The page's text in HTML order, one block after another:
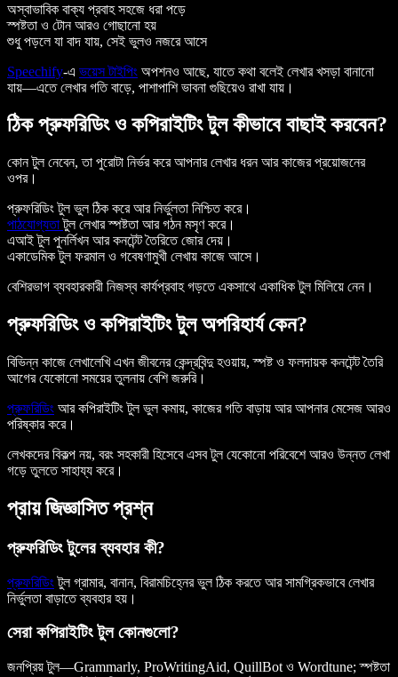
অস্বাভাবিক বাক্য প্রবাহ সহজে ধরা পড়ে
স্পষ্টতা ও টোন আরও গোছানো হয়
শুধু পড়লে যা বাদ যায়, সেই ভুলও নজরে আসে
Speechify-এ ভয়েস টাইপিং অপশনও আছে, যাতে কথা বলেই লেখার খসড়া বানানো
যায়—এতে লেখার গতি বাড়ে, পাশাপাশি ভাবনা গুছিয়েও রাখা যায়।
ঠিক প্রুফরিডিং ও কপিরাইটিং টুল কীভাবে বাছাই করবেন?
কোন টুল নেবেন, তা পুরোটা নির্ভর করে আপনার লেখার ধরন আর কাজের প্রয়োজনের
ওপর।
প্রুফরিডিং টুল ভুল ঠিক করে আর নির্ভুলতা নিশ্চিত করে।
পাঠযোগ্যতাটুল লেখার স্পষ্টতা আর গঠন মসৃণ করে।
এআই টুল পুনর্লিখন আর কনটেন্ট তৈরিতে জোর দেয়।
একাডেমিক টুল ফরমাল ও গবেষণামুখী লেখায় কাজে আসে।
বেশিরভাগ ব্যবহারকারী নিজস্ব কার্যপ্রবাহ গড়তে একসাথে একাধিক টুল মিলিয়ে নেন।
প্রুফরিডিং ও কপিরাইটিং টুল অপরিহার্য কেন?
বিভিন্ন কাজে লেখালেখি এখন জীবনের কেন্দ্রবিন্দু হওয়ায়, স্পষ্ট ও ফলদায়ক কনটেন্ট তৈরি
আগের যেকোনো সময়ের তুলনায় বেশি জরুরি।
প্রুফরিডিং আর কপিরাইটিং টুল ভুল কমায়, কাজের গতি বাড়ায় আর আপনার মেসেজ আরও
পরিষ্কার করে।
লেখকদের বিকল্প নয়, বরং সহকারী হিসেবে এসব টুল যেকোনো পরিবেশে আরও উন্নত লেখা
গড়ে তুলতে সাহায্য করে।
প্রায় জিজ্ঞাসিত প্রশ্ন
প্রুফরিডিং টুলের ব্যবহার কী?
প্রুফরিডিংটুল গ্রামার, বানান, বিরামচিহ্নের ভুল ঠিক করতে আর সামগ্রিকভাবে লেখার
নির্ভুলতা বাড়াতে ব্যবহার হয়।
সেরা কপিরাইটিং টুল কোনগুলো?
জনপ্রিয় টুল—Grammarly, ProWritingAid, QuillBot ও Wordtune; স্পষ্টতা